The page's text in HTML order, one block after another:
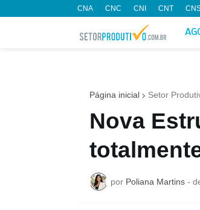
CNA CNC CNI CNT
Página inicial Setor
Nova
por Poliana Martins -